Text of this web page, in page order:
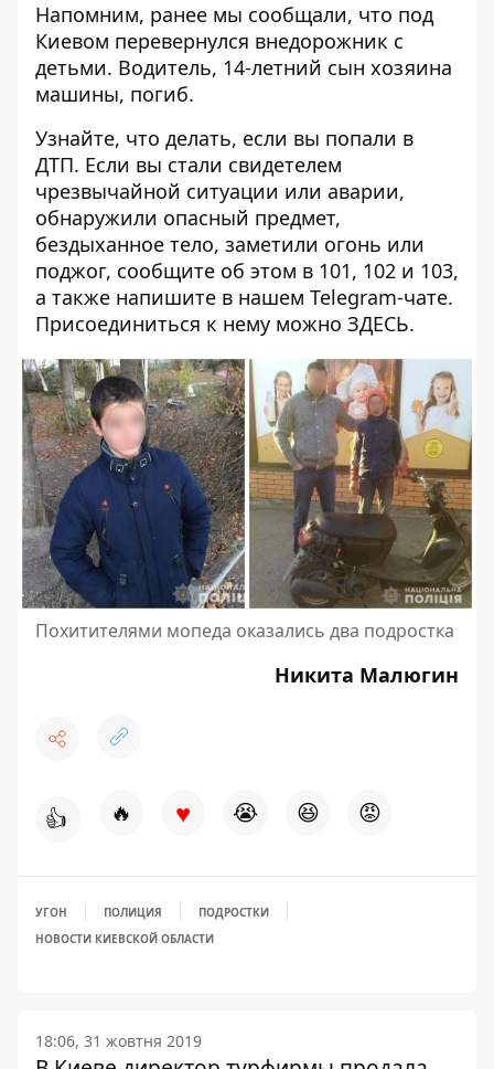
Напомним, ранее мы сообщали, что под
Киевом перевернулся внедорожник с
детьми. Водитель, 14-летний сын хозяина
машины, погиб.
Узнайте, что делать, если вы попали в
ДТП. Если вы стали свидетелем
чрезвычайной ситуации или аварии,
обнаружили опасный предмет,
бездыханное тело, заметили огонь или
поджог, сообщите об этом в 101, 102 и 103,
а также напишите в нашем Telegram-чате.
Присоединиться к нему можно ЗДЕСЬ.
Похитителями мопеда оказались два подростка
Никита Малюгин
👍 🔥 ♥ 😭 😆 😡
УГОН ПОЛИЦИЯ
ПОДРОСТКИ
НОВОСТИ КИЕВСКОЙ ОБЛАСТИ
18:06, 31 жовтня 2019